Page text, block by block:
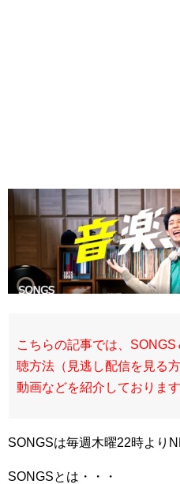
こちらの記事では、
聴方法（見逃し配信を見る
動画などを紹介しております
SONGSは毎週木曜22時より
SONGSとは・・・